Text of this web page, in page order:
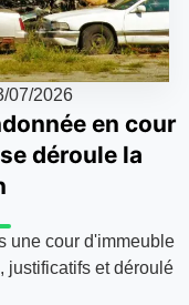
07/2026
en cour
déroule la
une cour d'immeuble
justificatifs et déroulé